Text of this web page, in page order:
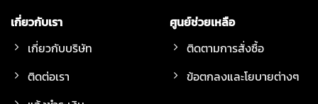
เกี่ยวกับเรา
เกี่ยวกับบริษัท
ติดต่อเรา
ศูนย์ช่วยเหลือ
ติดตามการสั่งซื้อ
ข้อตกลงและโยบายต่างๆ